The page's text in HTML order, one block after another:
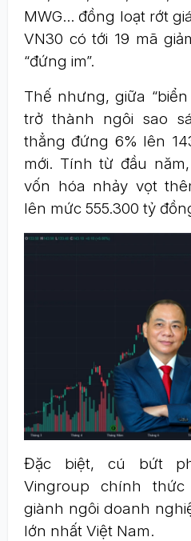
MWG… đồng loạt rớt
VN30 có tới 19 mã
“đứng im”.
Thế nhưng, giữa “biển
trở thành ngôi sao
thẳng đứng 6% lên
mới. Tính từ đầu
vốn hóa nhảy vọt
lên mức 555.300 tỷ
Đặc biệt, cú bứt
Vingroup chính thức
giành ngôi doanh
lớn nhất Việt Nam.